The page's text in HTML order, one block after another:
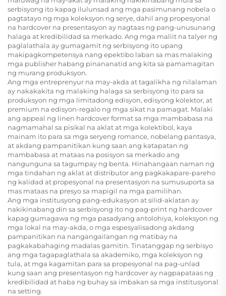
serbisyong ito kapag ilulunsad ang mga pasimunang nobela o
pagtatayo ng mga koleksyon ng serye, dahil ang propesyonal
na hardcover na presentasyon ay nagtaas ng pang-unusunang
halaga at kredibilidad sa merkado. Ang mga maliit na talyer ng
paglalathala ay gumagamit ng serbisyong ito upang
makipagkompetensya nang epektibo laban sa mas malaking
mga publisher habang pinananatid ang kita sa pamamagitan
ng murang produksyon.
Ang mga entreprenyur na may-akda at tagalikha ng nilalaman
ay nakakakita ng malaking halaga sa serbisyong ito para sa
produksyon ng mga limitadong edisyon, edisyong kolektor, at
premium na edisyon-regalo ng mga sikat na pamagat. Malaki
ang appeal ng linen hardcover format sa mga mambabasa na
nagmamahal sa pisikal na aklat at mga kolektibol, kaya
mainam ito para sa mga seryeng romance, nobelang pantasya,
at akdang pampanitikan kung saan ang katapatan ng
mambabasa at mataas na posisyon sa merkado ang
nangunguna sa tagumpay ng benta. Hinahangaan naman ng
mga tindahan ng aklat at distributor ang pagkakapare-pareho
ng kalidad at propesyonal na presentasyon na sumusuporta sa
mas mataas na presyo sa mapigil na mga pamilihan.
Ang mga institusyong pang-edukasyon at silid-aklatan ay
nakikinabang din sa serbisyong ito ng pag-print ng hardcover
kapag gumagawa ng mga pasadyang antolohiya, koleksyon ng
mga lokal na may-akda, o mga espesyalisadong akdang
pampanitikan na nangangailangan ng matibay na
pagkakabahaging madalas gamitin. Tinatanggap ng serbisyo
ang mga tagapaglathala sa akademiko, mga koleksyon ng
tula, at mga kagamitan para sa propesyonal na pag-unlad
kung saan ang presentasyon ng hardcover ay nagpapataas ng
kredibilidad at haba ng buhay sa imbakan sa mga institusyonal
na setting.